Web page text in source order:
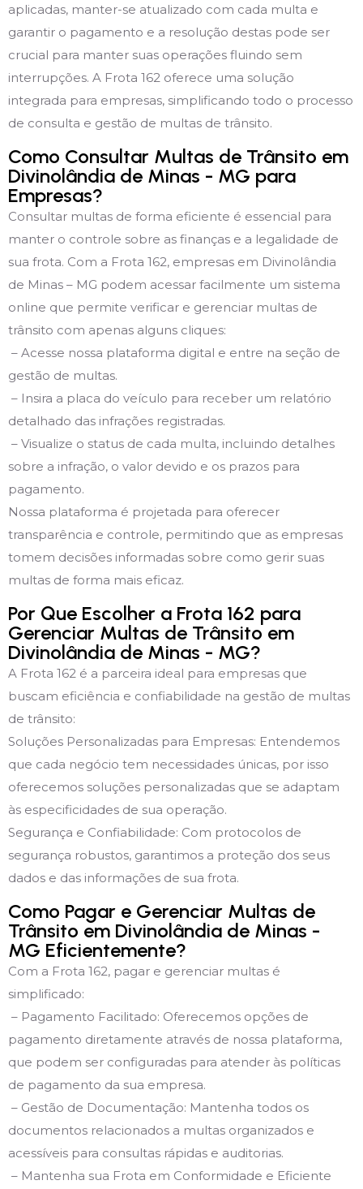
aplicadas, manter-se atualizado com cada multa e
garantir o pagamento e a resolução destas pode ser
crucial para manter suas operações fluindo sem
interrupções. A Frota 162 oferece uma solução
integrada para empresas, simplificando todo o processo
de consulta e gestão de multas de trânsito.
Como Consultar Multas de Trânsito em
Divinolândia de Minas - MG para
Empresas?
Consultar multas de forma eficiente é essencial para
manter o controle sobre as finanças e a legalidade de
sua frota. Com a Frota 162, empresas em Divinolândia
de Minas – MG podem acessar facilmente um sistema
online que permite verificar e gerenciar multas de
trânsito com apenas alguns cliques:
– Acesse nossa plataforma digital e entre na seção de
gestão de multas.
– Insira a placa do veículo para receber um relatório
detalhado das infrações registradas.
– Visualize o status de cada multa, incluindo detalhes
sobre a infração, o valor devido e os prazos para
pagamento.
Nossa plataforma é projetada para oferecer
transparência e controle, permitindo que as empresas
tomem decisões informadas sobre como gerir suas
multas de forma mais eficaz.
Por Que Escolher a Frota 162 para
Gerenciar Multas de Trânsito em
Divinolândia de Minas - MG?
A Frota 162 é a parceira ideal para empresas que
buscam eficiência e confiabilidade na gestão de multas
de trânsito:
Soluções Personalizadas para Empresas: Entendemos
que cada negócio tem necessidades únicas, por isso
oferecemos soluções personalizadas que se adaptam
às especificidades de sua operação.
Segurança e Confiabilidade: Com protocolos de
segurança robustos, garantimos a proteção dos seus
dados e das informações de sua frota.
Como Pagar e Gerenciar Multas de
Trânsito em Divinolândia de Minas -
MG Eficientemente?
Com a Frota 162, pagar e gerenciar multas é
simplificado:
– Pagamento Facilitado: Oferecemos opções de
pagamento diretamente através de nossa plataforma,
que podem ser configuradas para atender às políticas
de pagamento da sua empresa.
– Gestão de Documentação: Mantenha todos os
documentos relacionados a multas organizados e
acessíveis para consultas rápidas e auditorias.
– Mantenha sua Frota em Conformidade e Eficiente